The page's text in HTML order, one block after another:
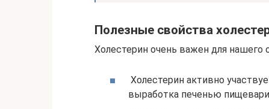
Полезные свойства
Холестерин очень важен для нашего
Холестерин активно
выработка печенью